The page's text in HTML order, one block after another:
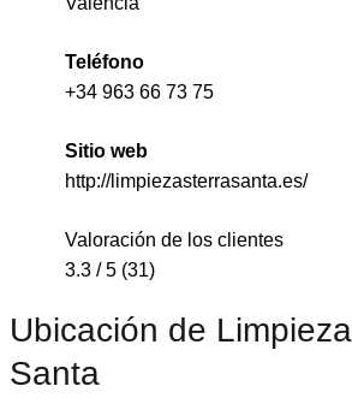
Teléfono
+34 963 66 73 75
Sitio web
http://limpiezasterrasanta.es/
Valoración de los clientes
3.3 / 5 (31)
Ubicación de
Santa